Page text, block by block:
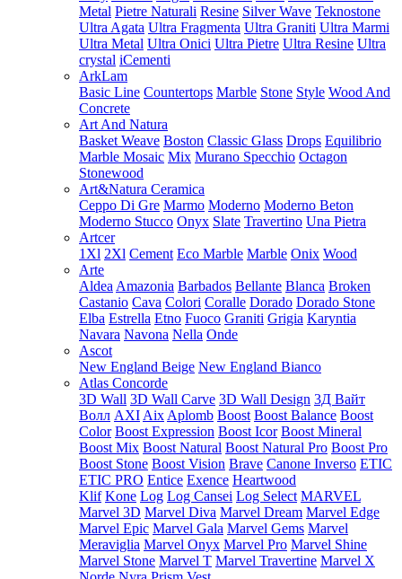
Metal Pietre Naturali Resine Silver Wave Teknostone
Ultra Agata Ultra Fragmenta Ultra Graniti Ultra Marmi
Ultra Metal Ultra Onici Ultra Pietre Ultra Resine Ultra
crystal iCementi
ArkLam
Basic Line Countertops Marble Stone Style Wood And
Concrete
Art And Natura
Basket Weave Boston Classic Glass Drops Equilibrio
Marble Mosaic Mix Murano Specchio Octagon
Stonewood
Art&Natura Ceramica
Ceppo Di Gre Marmo Moderno Moderno Beton
Moderno Stucco Onyx Slate Travertino Una Pietra
Artcer
1Xl 2Xl Cement Eco Marble Marble Onix Wood
Arte
Aldea Amazonia Barbados Bellante Blanca Broken
Castanio Cava Colori Coralle Dorado Dorado Stone
Elba Estrella Etno Fuoco Graniti Grigia Karyntia
Navara Navona Nella Onde
Ascot
New England Beige New England Bianco
Atlas Concorde
3D Wall 3D Wall Carve 3D Wall Design 3Д Вайт
Волл AXI Aix Aplomb Boost Boost Balance Boost
Color Boost Expression Boost Icor Boost Mineral
Boost Mix Boost Natural Boost Natural Pro Boost Pro
Boost Stone Boost Vision Brave Canone Inverso ETIC
ETIC PRO Entice Exence Heartwood
Klif Kone Log Log Cansei Log Select MARVEL
Marvel 3D Marvel Diva Marvel Dream Marvel Edge
Marvel Epic Marvel Gala Marvel Gems Marvel
Meraviglia Marvel Onyx Marvel Pro Marvel Shine
Marvel Stone Marvel T Marvel Travertine Marvel X